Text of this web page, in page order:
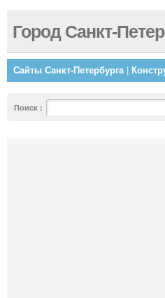
Город Санкт-
Сайты Санкт-Петербурга|
Поиск :